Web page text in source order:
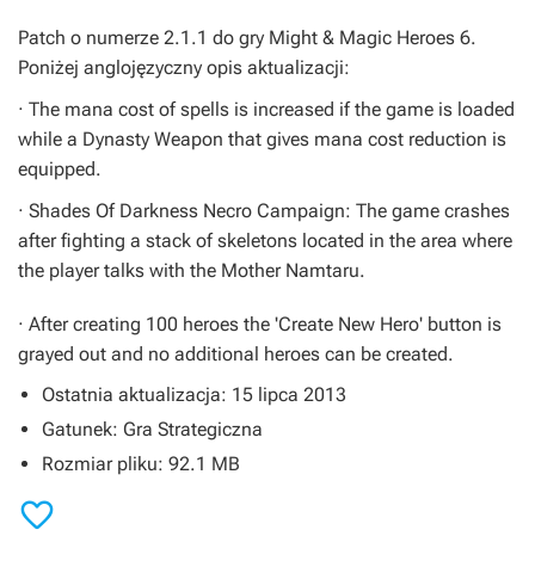
Patch o numerze 2.1.1 do gry Might & Magic Heroes 6.
Poniżej anglojęzyczny opis aktualizacji:
· The mana cost of spells is increased if the game is loaded
while a Dynasty Weapon that gives mana cost reduction is
equipped.
· Shades Of Darkness Necro Campaign: The game crashes
after fighting a stack of skeletons located in the area where
the player talks with the Mother Namtaru.
· After creating 100 heroes the 'Create New Hero' button is
grayed out and no additional heroes can be created.
Ostatnia aktualizacja: 15 lipca 2013
Gatunek: Gra Strategiczna
Rozmiar pliku: 92.1 MB
